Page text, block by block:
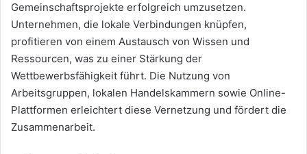
Gemeinschaftsprojekte erfolgreich umzusetzen.
Unternehmen, die lokale Verbindungen knüpfen,
profitieren von einem Austausch von Wissen und
Ressourcen, was zu einer Stärkung der
Wettbewerbsfähigkeit führt. Die Nutzung von
Arbeitsgruppen, lokalen Handelskammern sowie Online-
Plattformen erleichtert diese Vernetzung und fördert die
Zusammenarbeit.